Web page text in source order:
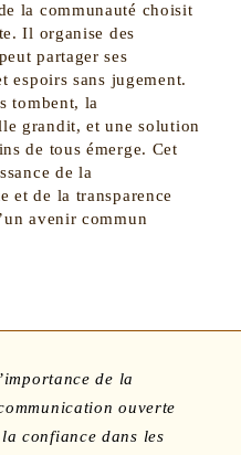
la communauté choisit
Il organise des
partager ses
espoirs sans jugement.
tombent, la
grandit, et une solution
de tous émerge. Cet
de la
et de la transparence
avenir commun
de la
ouverte
confiance dans les